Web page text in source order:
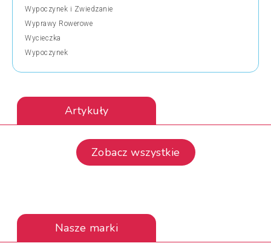
Wypoczynek i Zwiedzanie
Wyprawy Rowerowe
Wycieczka
Wypoczynek
Artykuły
Zobacz wszystkie
Nasze marki